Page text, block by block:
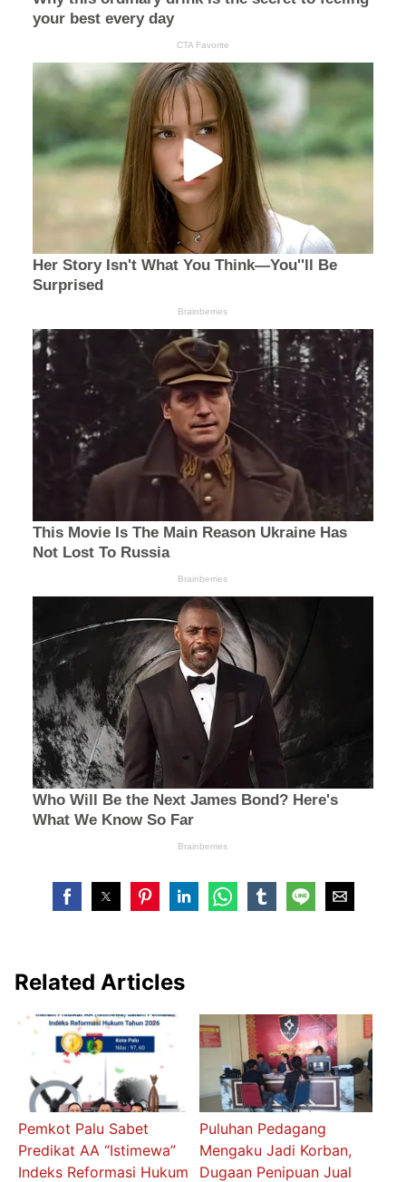
Related Articles
Pemkot Palu Sabet
Predikat AA “Istimewa”
Indeks Reformasi Hukum
Puluhan Pedagang
Mengaku Jadi Korban,
Dugaan Penipuan Jual